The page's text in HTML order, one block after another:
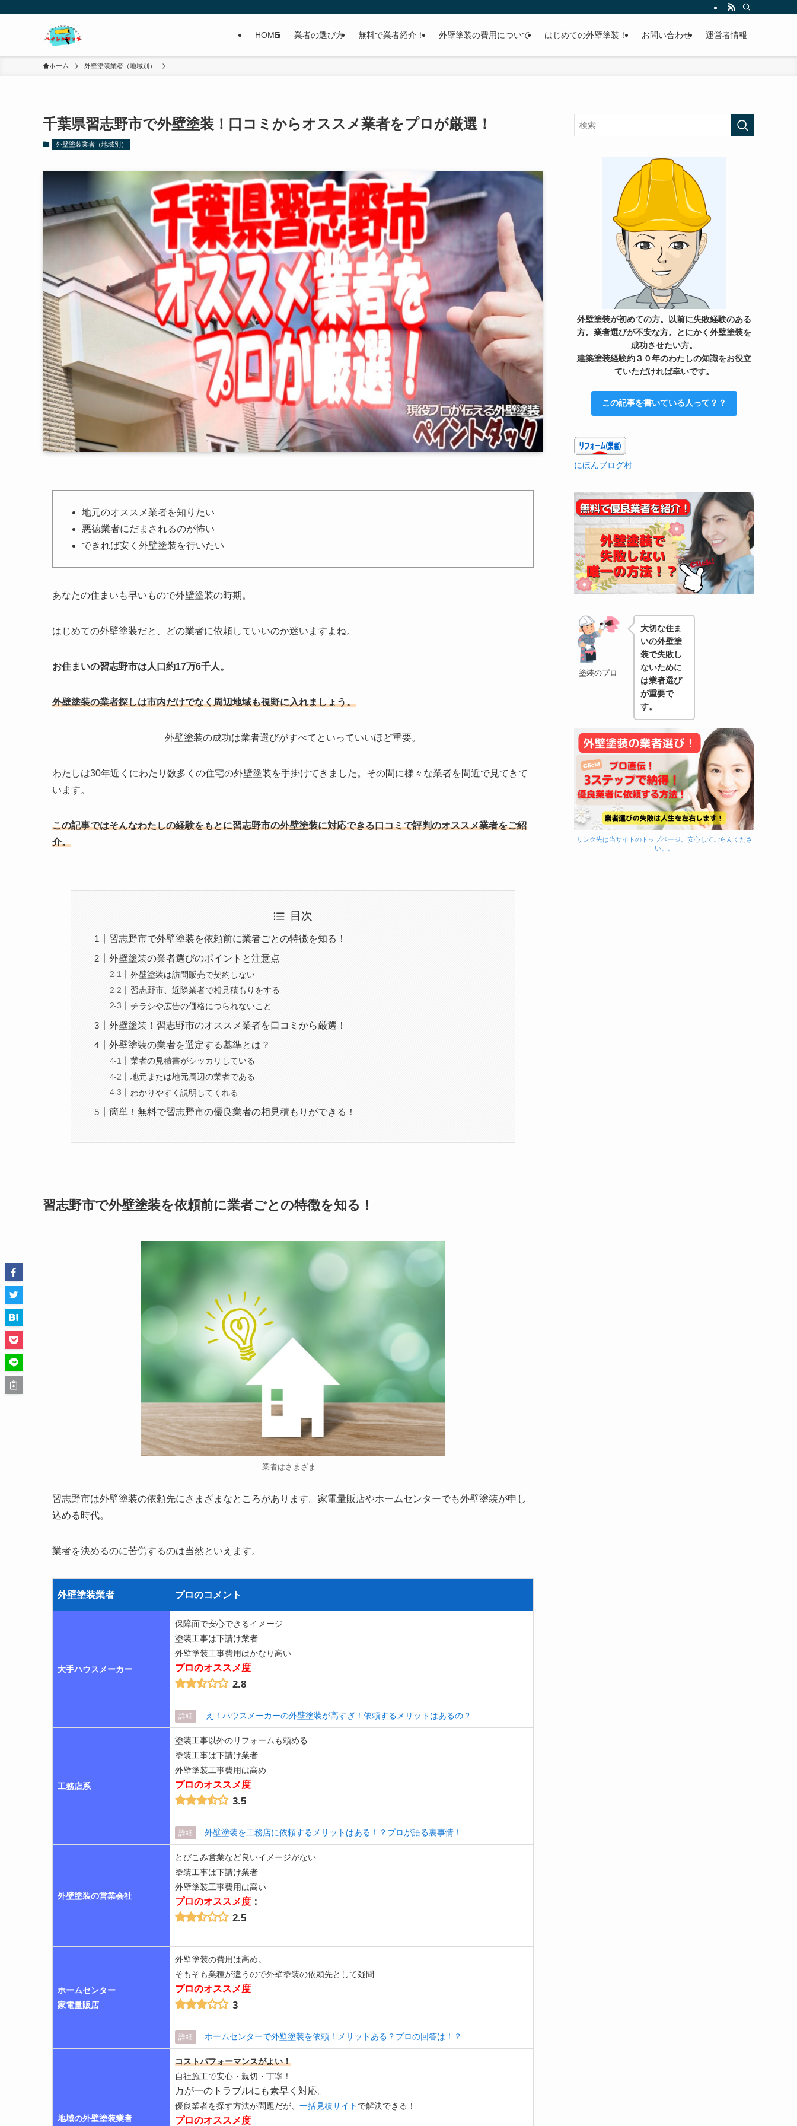
HOME 業者の選び方 無料で業者紹介！ 外壁塗装の費用について はじめての外壁塗装！ お問い合わせ 運営者情報
ホーム 外壁塗装業者（地域別）
千葉県習志野市で外壁塗装！口コミからオススメ業者をプロが厳選！
外壁塗装業者（地域別）
地元のオススメ業者を知りたい
悪徳業者にだまされるのが怖い
できれば安く外壁塗装を行いたい
あなたの住まいも早いもので外壁塗装の時期。
はじめての外壁塗装だと、どの業者に依頼していいのか迷いますよね。
お住まいの習志野市は人口約17万6千人。
外壁塗装の業者探しは市内だけでなく周辺地域も視野に入れましょう。
外壁塗装の成功は業者選びがすべてといっていいほど重要。
わたしは30年近くにわたり数多くの住宅の外壁塗装を手掛けてきました。その間に様々な業者を間近で見てきて
います。
この記事ではそんなわたしの経験をもとに習志野市の外壁塗装に対応できる口コミで評判のオススメ業者をご紹
介。
目次
習志野市で外壁塗装を依頼前に業者ごとの特徴を知る！
外壁塗装の業者選びのポイントと注意点
外壁塗装は訪問販売で契約しない
習志野市、近隣業者で相見積もりをする
チラシや広告の価格につられないこと
外壁塗装！習志野市のオススメ業者を口コミから厳選！
外壁塗装の業者を選定する基準とは？
業者の見積書がシッカリしている
地元または地元周辺の業者である
わかりやすく説明してくれる
簡単！無料で習志野市の優良業者の相見積もりができる！
習志野市で外壁塗装を依頼前に業者ごとの特徴を知る！
業者はさまざま…
習志野市は外壁塗装の依頼先にさまざまなところがあります。家電量販店やホームセンターでも外壁塗装が申し
込める時代。
業者を決めるのに苦労するのは当然といえます。
外壁塗装業者 プロのコメント
大手ハウスメーカー
保障面で安心できるイメージ
塗装工事は下請け業者
外壁塗装工事費用はかなり高い
プロのオススメ度
2.8
詳細 え！ハウスメーカーの外壁塗装が高すぎ！依頼するメリットはあるの？
工務店系
塗装工事以外のリフォームも頼める
塗装工事は下請け業者
外壁塗装工事費用は高め
プロのオススメ度
3.5
詳細 外壁塗装を工務店に依頼するメリットはある！？プロが語る裏事情！
外壁塗装の営業会社
とびこみ営業など良いイメージがない
塗装工事は下請け業者
外壁塗装工事費用は高い
プロのオススメ度 ：
2.5
ホームセンター
家電量販店
外壁塗装の費用は高め。
そもそも業種が違うので外壁塗装の依頼先として疑問
プロのオススメ度
3
詳細 ホームセンターで外壁塗装を依頼！メリットある？プロの回答は！？
地域の外壁塗装業者
コストパフォーマンスがよい！
自社施工で安心・親切・丁寧！
万が一のトラブルにも素早く対応。
優良業者を探す方法が問題だが、 一括見積サイト で解決できる！
プロのオススメ度
外壁塗装が初めての方。以前に失敗経験のある
方。業者選びが不安な方。とにかく外壁塗装を
成功させたい方。
建築塗装経験約３０年のわたしの知識をお役立
ていただければ幸いです。
この記事を書いている人って？？
にほんブログ村
塗装のプロ
大切な住ま
いの外壁塗
装で失敗し
ないために
は業者選び
が重要で
す。
リンク先は当サイトのトップページ。安心してごらんくださ
い。。